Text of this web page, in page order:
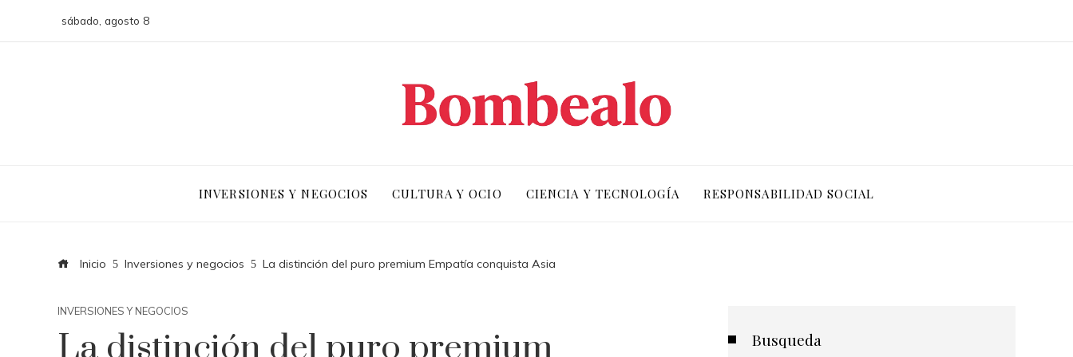
sábado, agosto 8
INVERSIONES Y NEGOCIOS CULTURA Y OCIO CIENCIA Y TECNOLOGÍA RESPONSABILIDAD SOCIAL
Inicio Inversiones y negocios La distinción del puro premium Empatía conquista Asia
INVERSIONES Y NEGOCIOS
La distinción del puro premium Busqueda